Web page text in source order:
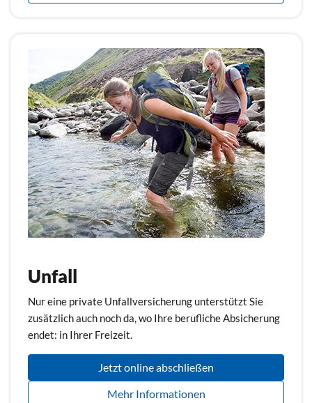
Unfall
Nur eine private Unfallversicherung unterstützt Sie
zusätzlich auch noch da, wo Ihre berufliche Absicherung
endet: in Ihrer Freizeit.
Jetzt online abschließen
Mehr Informationen